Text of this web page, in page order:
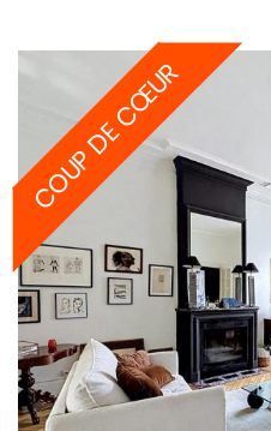
COUP DE CŒUR